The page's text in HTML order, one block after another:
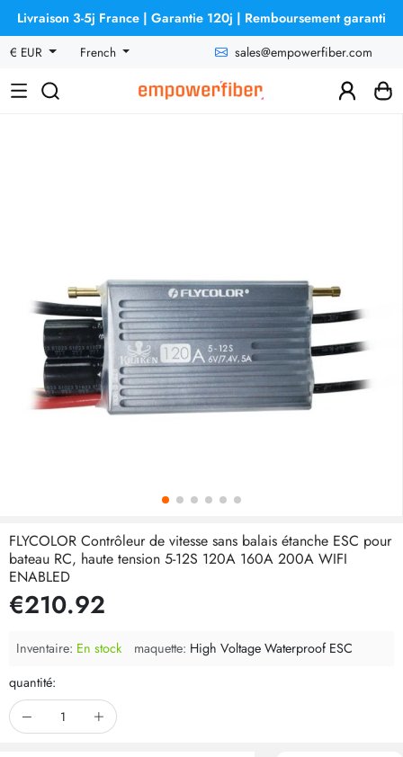
Livraison 3-5j France | Garantie 120j | Remboursement garanti
€ EUR
French sales@empowerfiber.com
FLYCOLOR Contrôleur de vitesse sans balais étanche ESC pour
bateau RC, haute tension 5-12S 120A 160A 200A WIFI
ENABLED
€210.92
Inventaire: En stock maquette: High Voltage Waterproof ESC
quantité: